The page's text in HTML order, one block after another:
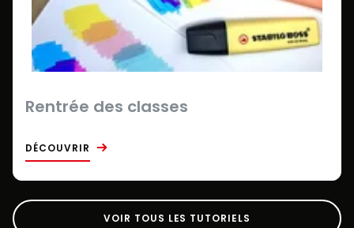
Rentrée des classes
DÉCOUVRIR
VOIR TOUS LES TUTORIELS